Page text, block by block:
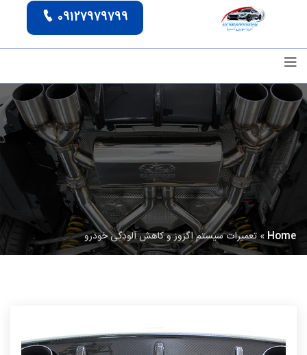
09127979799
Home
»تعمیرات سیستم اگزوز و کاهش آلودگی خودرو